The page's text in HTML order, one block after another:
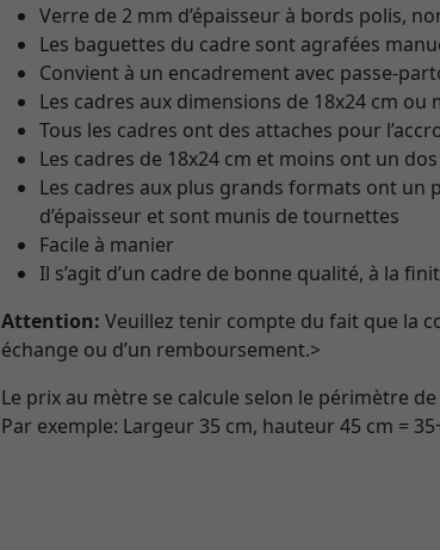
Verre de 2 mm d’épaisseur à bords polis,
Les baguettes du cadre sont agrafées
Convient à un encadrement avec passe-
Les cadres aux dimensions de 18x24 cm ou
Tous les cadres ont des attaches pour
Les cadres de 18x24 cm et moins ont un
Les cadres aux plus grands formats ont un
d’épaisseur et sont munis de tournettes
Facile à manier
Il s’agit d’un cadre de bonne qualité, à la
Attention:Veuillez tenir compte du fait que la
échange ou d’un remboursement.>
Le prix au mètre se calcule selon le périmètre de
Par exemple: Largeur 35 cm, hauteur 45 cm =